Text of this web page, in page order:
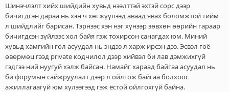
Шинэчлэлт хийх шийдийн хувьд нээлттэй эхтэй сорс дээр
бичигдсэн дараа нь хэн ч хөгжүүлээд аваад явах боломжтой тийм
л шийдлийг барисан. Тэрнээс хэн нэг хүнээр зөвхөн өөрийн гараар
бичигдсэн зүйлээс хол байя гэж тохирсон санагдах юм. Миний
хувьд хамгийн гол асуудал нь эндээ л харж ирсэн дээ. Эсвэл гоё
өвөрмөц гээд private кодчилол дээр хийвэл би лав дэмжихгүй
гэдгээ ний нуугуй хэлж байсан. Намайг хараад байгаа асуудал нь
би форумын сайжруулалт дээр л ойлгож байгаа болхоос
ажиллагаагүй юм хүлээгээд гэж ёстой ойлгохгүй байна.